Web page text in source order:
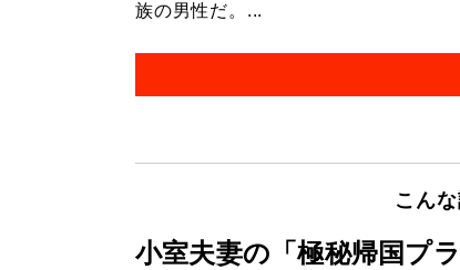
族の男性だ。...
こん
小室夫妻の「極秘帰国プ